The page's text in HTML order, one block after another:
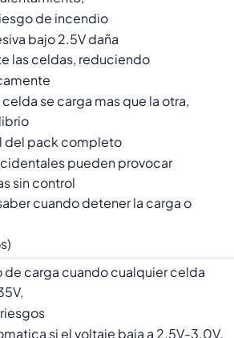
de incendio
bajo 2.5V daña
las celdas, reduciendo
se carga mas que la otra,
del pack completo
pueden provocar
sin control
cuando detener la carga o
carga cuando cualquier celda
si el voltaje baja a 2.5V-3.0V,